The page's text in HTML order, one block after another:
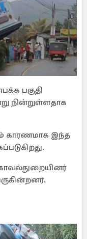
பகுதி
நின்றுள்ளதாக
காரணமாக இந்த